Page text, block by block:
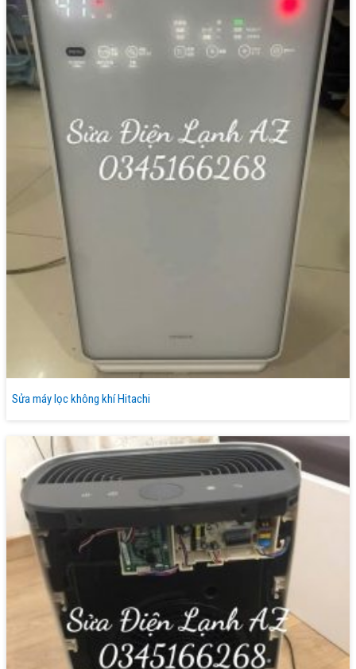
Sửa máy lọc không khí Hitachi